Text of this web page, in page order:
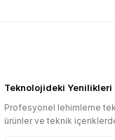
Teknolojideki Yenilikleri
Profesyonel lehimleme
ürünler ve teknik